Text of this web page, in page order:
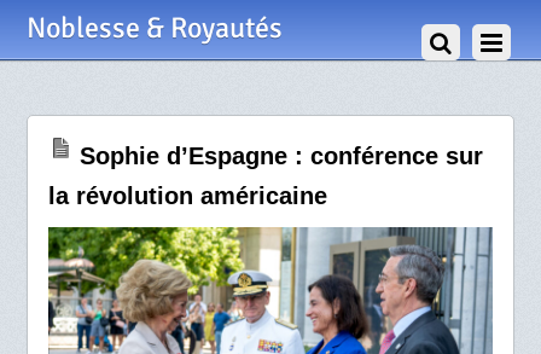
Noblesse & Royautés
Sophie d’Espagne : conférence sur
la révolution américaine